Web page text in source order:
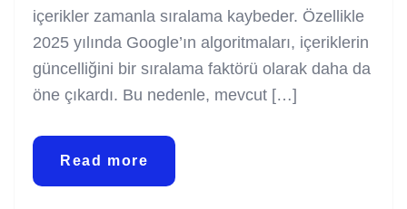
içerikler zamanla sıralama kaybeder. Özellikle
2025 yılında Google’ın algoritmaları, içeriklerin
güncelliğini bir sıralama faktörü olarak daha da
öne çıkardı. Bu nedenle, mevcut […]
Read more